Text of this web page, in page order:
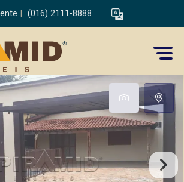
(016) 2111-8888